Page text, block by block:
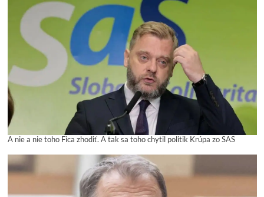
A nie a nie toho Fica zhodiť. A tak sa toho chytil politik Krúpa zo SAS